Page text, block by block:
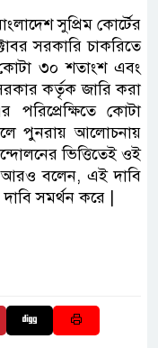
সুপ্রিম কোর্টের
সরকারি চাকরিতে
কোটা ৩০ শতাংশ এবং
কর্তৃক জারি করা
কোটা
পুনরায় আলোচনায়
ভিত্তিতেই ওই
আরও বলেন, এই দাবি
সমর্থন করে |